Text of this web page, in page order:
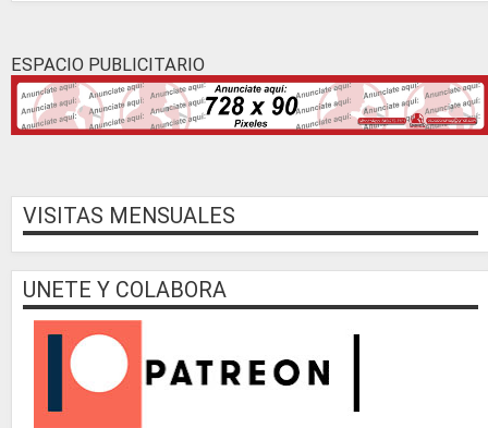
ESPACIO PUBLICITARIO
VISITAS MENSUALES
UNETE Y COLABORA